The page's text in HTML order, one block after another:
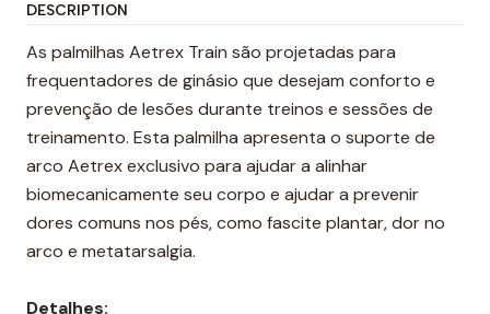
DESCRIPTION
As palmilhas Aetrex Train são projetadas para
frequentadores de ginásio que desejam conforto e
prevenção de lesões durante treinos e sessões de
treinamento. Esta palmilha apresenta o suporte de
arco Aetrex exclusivo para ajudar a alinhar
biomecanicamente seu corpo e ajudar a prevenir
dores comuns nos pés, como fascite plantar, dor no
arco e metatarsalgia.
Detalhes: